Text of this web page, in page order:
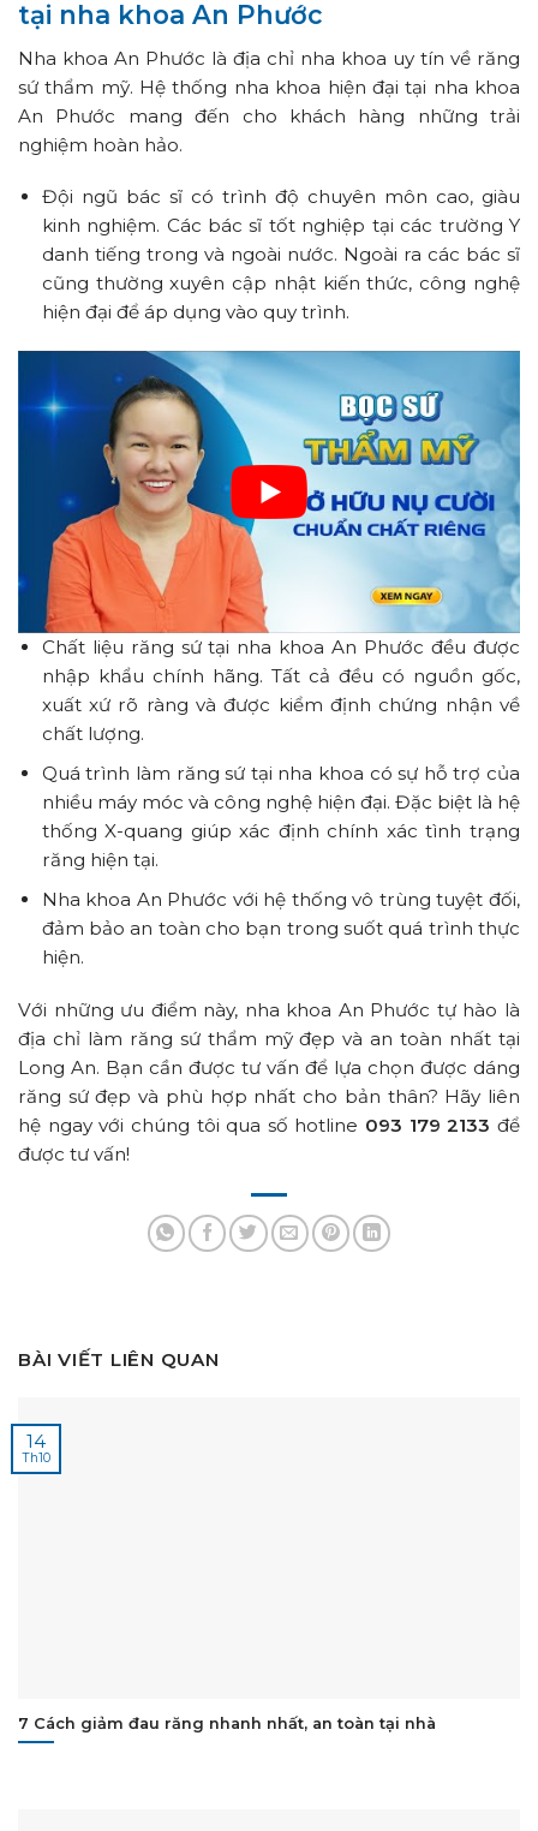
tại nha khoa An Phước
Nha khoa An Phước là địa chỉ nha khoa uy tín về răng
sứ thẩm mỹ. Hệ thống nha khoa hiện đại tại nha khoa
An Phước mang đến cho khách hàng những trải
nghiệm hoàn hảo.
Đội ngũ bác sĩ có trình độ chuyên môn cao, giàu
kinh nghiệm. Các bác sĩ tốt nghiệp tại các trường Y
danh tiếng trong và ngoài nước. Ngoài ra các bác sĩ
cũng thường xuyên cập nhật kiến thức, công nghệ
hiện đại để áp dụng vào quy trình.
Chất liệu răng sứ tại nha khoa An Phước đều được
nhập khẩu chính hãng. Tất cả đều có nguồn gốc,
xuất xứ rõ ràng và được kiểm định chứng nhận về
chất lượng.
Quá trình làm răng sứ tại nha khoa có sự hỗ trợ của
nhiều máy móc và công nghệ hiện đại. Đặc biệt là hệ
thống X-quang giúp xác định chính xác tình trạng
răng hiện tại.
Nha khoa An Phước với hệ thống vô trùng tuyệt đối,
đảm bảo an toàn cho bạn trong suốt quá trình thực
hiện.
Với những ưu điểm này, nha khoa An Phước tự hào là
địa chỉ làm răng sứ thẩm mỹ đẹp và an toàn nhất tại
Long An. Bạn cần được tư vấn để lựa chọn được dáng
răng sứ đẹp và phù hợp nhất cho bản thân? Hãy liên
hệ ngay với chúng tôi qua số hotline 093 179 2133 để
được tư vấn!
BÀI VIẾT LIÊN QUAN
7 Cách giảm đau răng nhanh nhất, an toàn tại nhà
14
Th10